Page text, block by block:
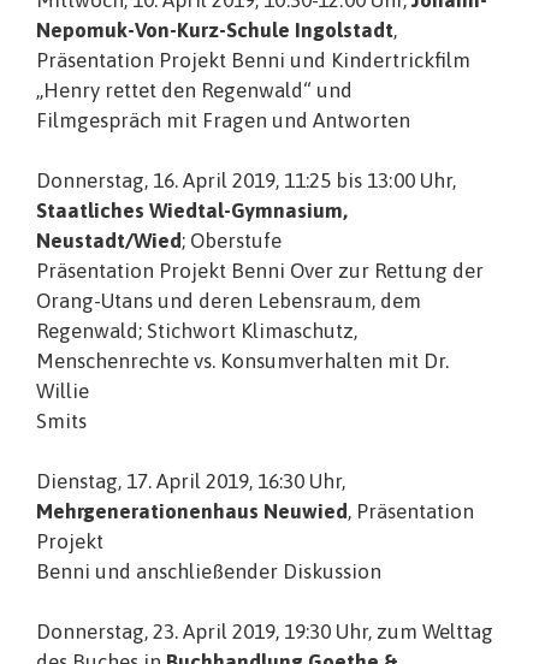
Nepomuk-Von-Kurz-Schule Ingolstadt,
Präsentation Projekt Benni und Kindertrickfilm
„Henry rettet den Regenwald“ und
Filmgespräch mit Fragen und Antworten
Donnerstag, 16. April 2019, 11:25 bis 13:00 Uhr,
Staatliches Wiedtal-Gymnasium,
Neustadt/Wied; Oberstufe
Präsentation Projekt Benni Over zur Rettung der
Orang-Utans und deren Lebensraum, dem
Regenwald; Stichwort Klimaschutz,
Menschenrechte vs. Konsumverhalten mit Dr.
Willie
Smits
Dienstag, 17. April 2019, 16:30 Uhr,
Mehrgenerationenhaus Neuwied, Präsentation
Projekt
Benni und anschließender Diskussion
Donnerstag, 23. April 2019, 19:30 Uhr, zum Welttag